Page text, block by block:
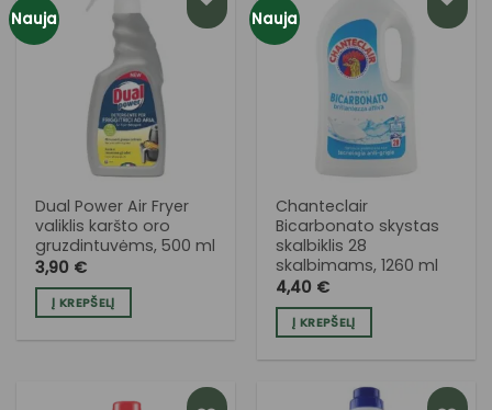
Nauja
SĄRAŠĄ
Dual Power Air Fryer
valiklis karšto oro
gruzdintuvėms, 500 ml
3,90 €
Į KREPŠELĮ
Nauja
Chanteclair
Bicarbonato skystas
skalbiklis 28
skalbimams, 1260 ml
4,40 €
Į KREPŠELĮ